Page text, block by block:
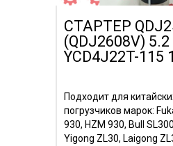
СТАРТЕР
(QDJ2608V) 5.2
YCD4J22T-115
Подходит для
погрузчиков марок:
930, HZM 930, Bull
Yigong ZL30, Laigong